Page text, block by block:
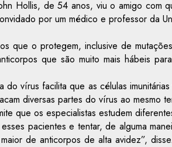
Hollis, de 54 anos, viu o amigo com
por um médico e professor da
que o protegem, inclusive de
que são muito mais hábeis
vírus facilita que as células
diversas partes do vírus ao mesmo
que os especialistas estudem
pacientes e tentar, de alguma
de anticorpos de alta avidez”,